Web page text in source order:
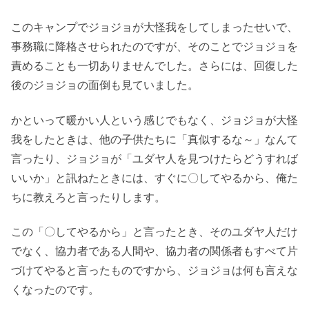
このキャンプでジョジョが大怪我をしてしまったせいで、
事務職に降格させられたのですが、そのことでジョジョを
責めることも一切ありませんでした。さらには、回復した
後のジョジョの面倒も見ていました。
かといって暖かい人という感じでもなく、ジョジョが大怪
我をしたときは、他の子供たちに「真似するな～」なんて
言ったり、ジョジョが「ユダヤ人を見つけたらどうすれば
いいか」と訊ねたときには、すぐに〇してやるから、俺た
ちに教えろと言ったりします。
この「〇してやるから」と言ったとき、そのユダヤ人だけ
でなく、協力者である人間や、協力者の関係者もすべて片
づけてやると言ったものですから、ジョジョは何も言えな
くなったのです。